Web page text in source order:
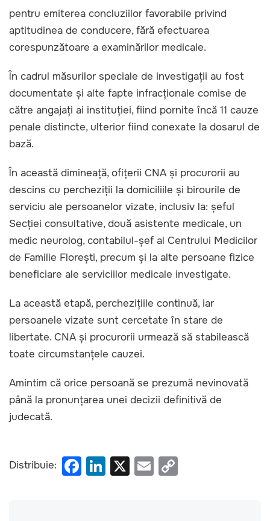
pentru emiterea concluziilor favorabile privind
aptitudinea de conducere, fără efectuarea
corespunzătoare a examinărilor medicale.
În cadrul măsurilor speciale de investigații au fost
documentate și alte fapte infracționale comise de
către angajați ai instituției, fiind pornite încă 11 cauze
penale distincte, ulterior fiind conexate la dosarul de
bază.
În această dimineață, ofițerii CNA și procurorii au
descins cu percheziții la domiciliile și birourile de
serviciu ale persoanelor vizate, inclusiv la: șeful
Secției consultative, două asistente medicale, un
medic neurolog, contabilul-șef al Centrului Medicilor
de Familie Florești, precum și la alte persoane fizice
beneficiare ale serviciilor medicale investigate.
La această etapă, perchezițiile continuă, iar
persoanele vizate sunt cercetate în stare de
libertate. CNA și procurorii urmează să stabilească
toate circumstanțele cauzei.
Amintim că orice persoană se prezumă nevinovată
până la pronunțarea unei decizii definitivă de
judecată.
Distribuie: F
a
Li
n
X E
m